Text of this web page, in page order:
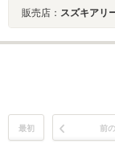
販売店： スズキアリ
最初 前